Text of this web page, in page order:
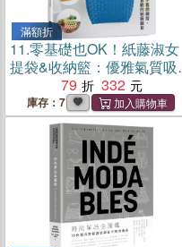
滿額折
11.零基礎也OK！紙藤淑女
提袋&收納籃：優雅氣質吸
睛！3大人氣手藝師親授，編
出自己喜歡的紙藤雜貨
79 332
庫存：7